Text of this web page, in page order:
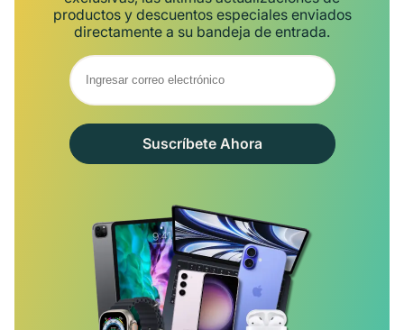
productos y descuentos especiales enviados
directamente a su bandeja de entrada.
Suscríbete Ahora